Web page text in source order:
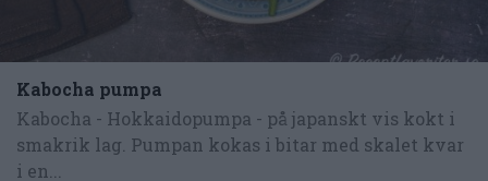
Kabocha pumpa
Kabocha - Hokkaidopumpa - på japanskt vis kokt i
smakrik lag. Pumpan kokas i bitar med skalet kvar
i en...